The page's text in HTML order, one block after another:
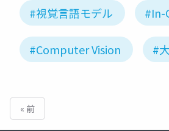
#視覚言語モデル #In-
#Computer Vision #
« 前